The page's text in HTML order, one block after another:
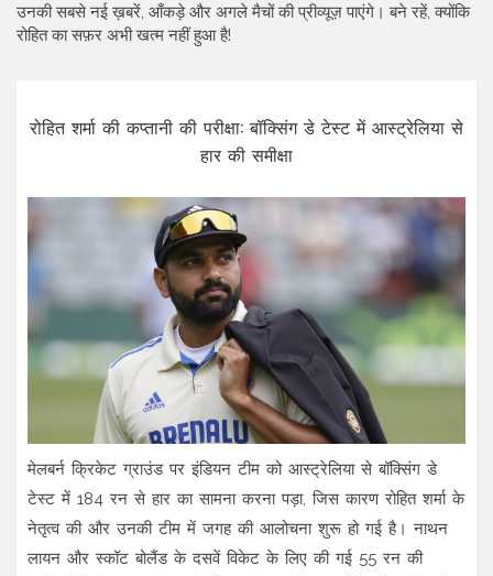
उनकी सबसे नई ख़बरें, आँकड़े और अगले मैचों की प्रीव्यूज़ पाएंगे। बने रहें, क्योंकि
रोहित का सफ़र अभी खत्म नहीं हुआ है!
रोहित शर्मा की कप्तानी की परीक्षा: बॉक्सिंग डे टेस्ट में आस्ट्रेलिया से
हार की समीक्षा
मेलबर्न क्रिकेट ग्राउंड पर इंडियन टीम को आस्ट्रेलिया से बॉक्सिंग डे
टेस्ट में 184 रन से हार का सामना करना पड़ा, जिस कारण रोहित शर्मा के
नेतृत्व की और उनकी टीम में जगह की आलोचना शुरू हो गई है। नाथन
लायन और स्कॉट बोलैंड के दसवें विकेट के लिए की गई 55 रन की